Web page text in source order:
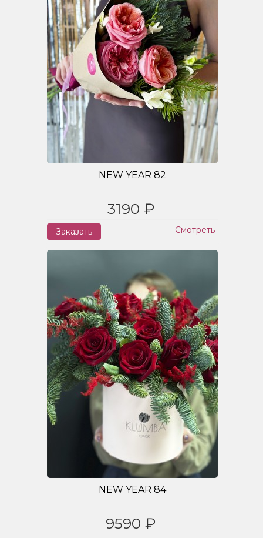
NEW YEAR 82
3190 ₽
Заказать Смотреть
NEW YEAR 84
9590 ₽